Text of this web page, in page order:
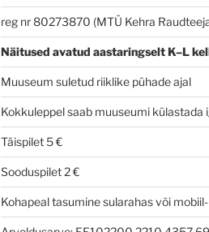
reg nr 80273870 (MTÜ Kehra
Näitused avatud aastaringselt K–L
Muuseum suletud riiklike pühade ajal
Kokkuleppel saab muuseumi külastada
Täispilet 5 €
Sooduspilet 2 €
Kohapeal tasumine sularahas või